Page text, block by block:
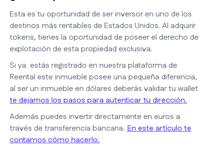
Esta es tu oportunidad de ser inversor en uno de los
destinos más rentables de Estados Unidos. Al adquirir
tokens, tienes la oportunidad de poseer el derecho de
explotación de esta propiedad exclusiva.
Si ya estás registrado en nuestra plataforma de
Reental este inmueble posee una pequeña diferencia,
al ser un inmueble en dólares deberás validar tu wallet
te dejamos los pasos para autenticar tu dirección.
Además puedes invertir directamente en euros a
través de transferencia bancaria. En este artículo te
contamos cómo hacerlo.